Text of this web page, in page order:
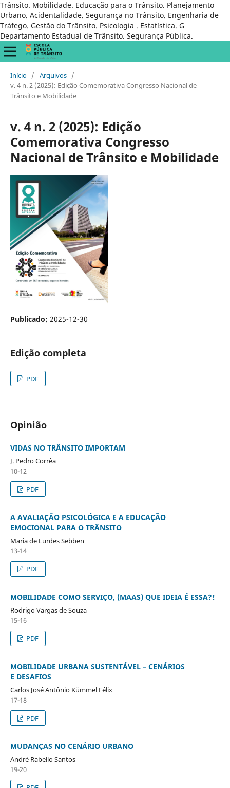
Trânsito. Mobilidade. Educação para o Trânsito. Planejamento
Urbano. Acidentalidade. Segurança no Trânsito. Engenharia de
Tráfego. Gestão do Trânsito. Psicologia . Estatística. G
Departamento Estadual de Trânsito. Segurança Pública.
Início / Arquivos /
v. 4 n. 2 (2025): Edição Comemorativa Congresso Nacional de
Trânsito e Mobilidade
v. 4 n. 2 (2025): Edição
Comemorativa Congresso
Nacional de Trânsito e Mobilidade
Publicado: 2025-12-30
Edição completa
PDF
Opinião
VIDAS NO TRÂNSITO IMPORTAM
J. Pedro Corrêa
10-12
PDF
A AVALIAÇÃO PSICOLÓGICA E A EDUCAÇÃO
EMOCIONAL PARA O TRÂNSITO
Maria de Lurdes Sebben
13-14
PDF
MOBILIDADE COMO SERVIÇO, (MAAS) QUE IDEIA É ESSA?!
Rodrigo Vargas de Souza
15-16
PDF
MOBILIDADE URBANA SUSTENTÁVEL – CENÁRIOS
E DESAFIOS
Carlos José Antônio Kümmel Félix
17-18
PDF
MUDANÇAS NO CENÁRIO URBANO
André Rabello Santos
19-20